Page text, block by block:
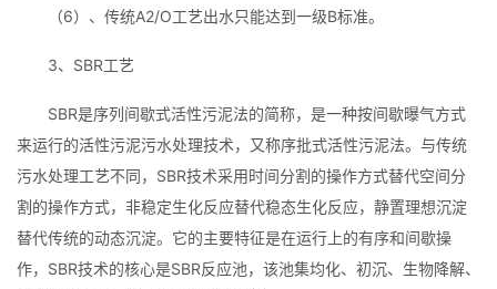
（6）、传统A2/O工艺出水只能达到一级B标准。
3、SBR工艺
SBR是序列间歇式活性污泥法的简称，是一种按间歇曝气方式
来运行的活性污泥污水处理技术，又称序批式活性污泥法。与传统
污水处理工艺不同，SBR技术采用时间分割的操作方式替代空间分
割的操作方式，非稳定生化反应替代稳态生化反应，静置理想沉淀
替代传统的动态沉淀。它的主要特征是在运行上的有序和间歇操
作，SBR技术的核心是SBR反应池，该池集均化、初沉、生物降解、